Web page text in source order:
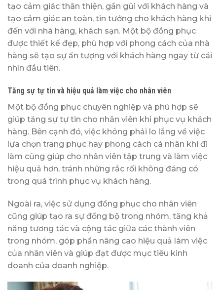
tạo cảm giác thân thiện, gần gũi với khách hàng và
tạo cảm giác an toàn, tin tưởng cho khách hàng khi
đến với nhà hàng, khách sạn. Một bộ đồng phục
được thiết kế đẹp, phù hợp với phong cách của nhà
hàng sẽ tạo sự ấn tượng với khách hàng ngay từ cái
nhìn đầu tiên.
Tăng sự tự tin và hiệu quả làm việc cho nhân viên
Một bộ đồng phục chuyên nghiệp và phù hợp sẽ
giúp tăng sự tự tin cho nhân viên khi phục vụ khách
hàng. Bên cạnh đó, việc không phải lo lắng về việc
lựa chọn trang phục hay phong cách cá nhân khi đi
làm cũng giúp cho nhân viên tập trung và làm việc
hiệu quả hơn, tránh những rắc rối không đáng có
trong quá trình phục vụ khách hàng.
Ngoài ra, việc sử dụng đồng phục cho nhân viên
cũng giúp tạo ra sự đồng bộ trong nhóm, tăng khả
năng tương tác và cộng tác giữa các thành viên
trong nhóm, góp phần nâng cao hiệu quả làm việc
của nhân viên và giúp đạt được mục tiêu kinh
doanh của doanh nghiệp.